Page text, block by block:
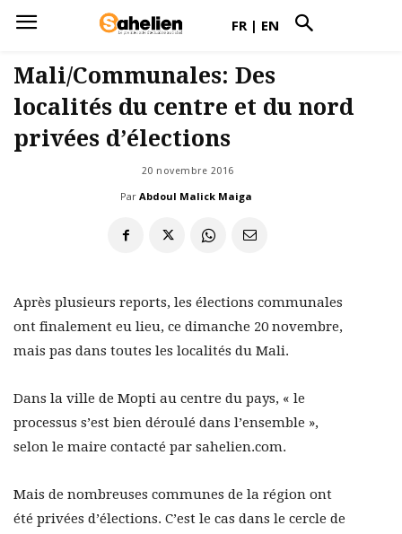
FR | EN
Mali/Communales: Des
localités du centre et du nord
privées d’élections
20 novembre 2016
Par Abdoul Malick Maiga
Après plusieurs reports, les élections communales
ont finalement eu lieu, ce dimanche 20 novembre,
mais pas dans toutes les localités du Mali.
Dans la ville de Mopti au centre du pays, « le
processus s’est bien déroulé dans l’ensemble »,
selon le maire contacté par sahelien.com.
Mais de nombreuses communes de la région ont
été privées d’élections. C’est le cas dans le cercle de